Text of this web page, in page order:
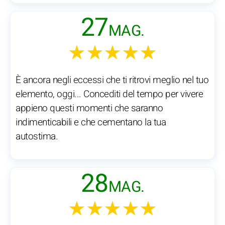
27MAG.
★★★★★
È ancora negli eccessi che ti ritrovi meglio nel tuo
elemento, oggi... Concediti del tempo per vivere
appieno questi momenti che saranno
indimenticabili e che cementano la tua
autostima.
28MAG.
★★★★★